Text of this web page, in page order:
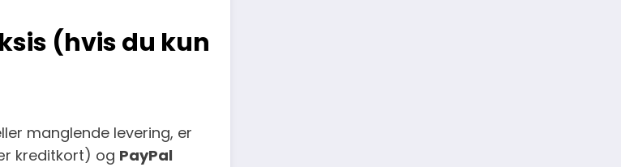
(hvis du kun
manglende levering, er
kreditkort) og PayPal